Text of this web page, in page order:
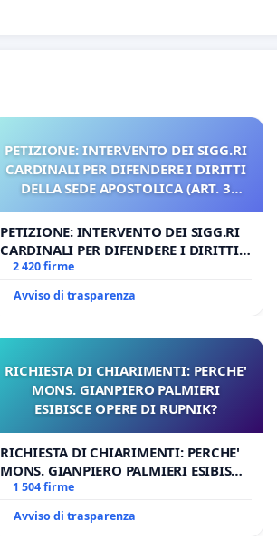
PETIZIONE: INTERVENTO DEI SIGG.RI
CARDINALI PER DIFENDERE I DIRITTI
DELLA SEDE APOSTOLICA (ART. 3
PETIZIONE: INTERVENTO DEI SIGG.RI
CARDINALI PER DIFENDERE I DIRITTI
DELLA SEDE APOSTOLICA (ART. 3 UDG)
2 420 firme
Avviso di trasparenza
RICHIESTA DI CHIARIMENTI: PERCHE'
MONS. GIANPIERO PALMIERI
ESIBISCE OPERE DI RUPNIK?
RICHIESTA DI CHIARIMENTI: PERCHE'
MONS. GIANPIERO PALMIERI ESIBISCE
OPERE DI RUPNIK?
1 504 firme
Avviso di trasparenza